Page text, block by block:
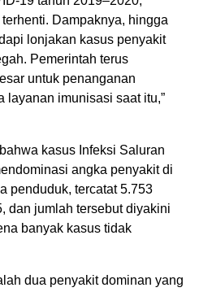
Dampaknya, hingga
lonjakan kasus penyakit
Pemerintah terus
untuk penanganan
layanan imunisasi saat itu,”
kasus Infeksi Saluran
angka penyakit di
penduduk, tercatat 5.753
dan jumlah tersebut diyakini
banyak kasus tidak
dua penyakit dominan yang